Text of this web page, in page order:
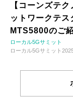
【コーンズテ
ットワークテ
MTS5800のご
ローカル5Gサミット
ローカル5Gサミット